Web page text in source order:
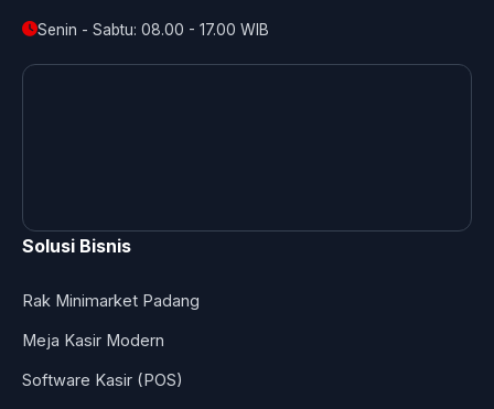
Senin - Sabtu: 08.00 - 17.00 WIB
Solusi Bisnis
Rak Minimarket Padang
Meja Kasir Modern
Software Kasir (POS)